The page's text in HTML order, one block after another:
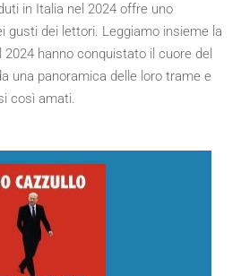
in Italia nel 2024 offre uno
gusti dei lettori. Leggiamo insieme la
hanno conquistato il cuore del
una panoramica delle loro trame e
così amati.